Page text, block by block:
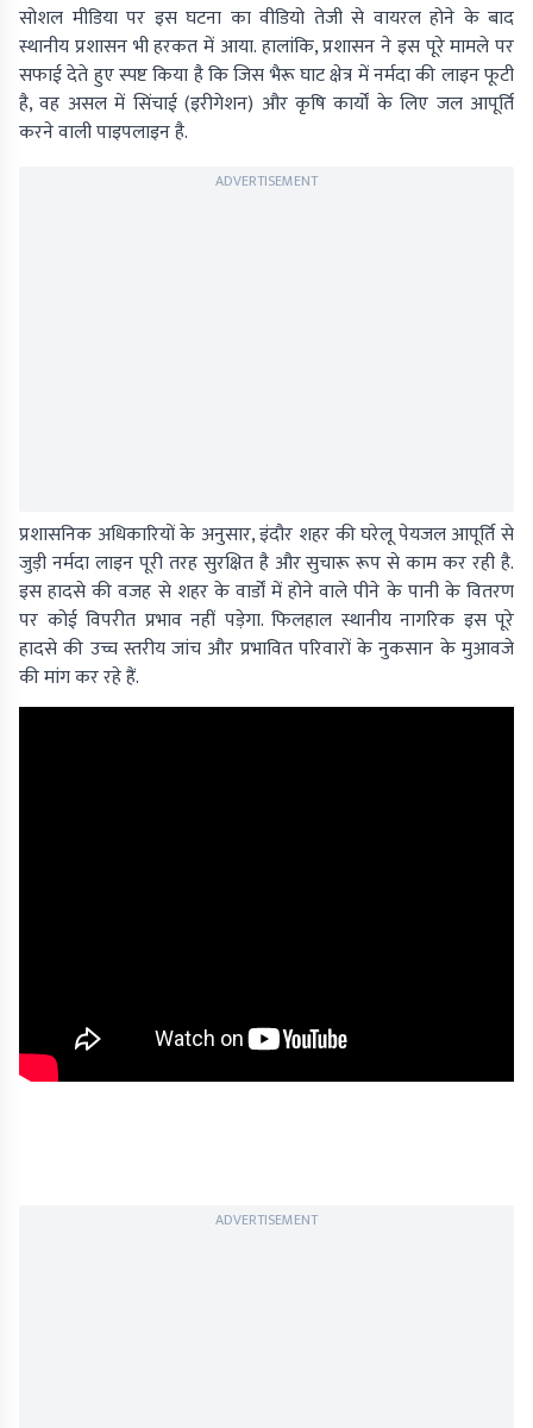
सोशल मीडिया पर इस घटना का वीडियो तेजी से वायरल होने के बाद
स्थानीय प्रशासन भी हरकत में आया. हालांकि, प्रशासन ने इस पूरे मामले पर
सफाई देते हुए स्पष्ट किया है कि जिस भैरू घाट क्षेत्र में नर्मदा की लाइन फूटी
है, वह असल में सिंचाई (इरीगेशन) और कृषि कार्यों के लिए जल आपूर्ति
करने वाली पाइपलाइन है.
ADVERTISEMENT
प्रशासनिक अधिकारियों के अनुसार, इंदौर शहर की घरेलू पेयजल आपूर्ति से
जुड़ी नर्मदा लाइन पूरी तरह सुरक्षित है और सुचारू रूप से काम कर रही है.
इस हादसे की वजह से शहर के वार्डों में होने वाले पीने के पानी के वितरण
पर कोई विपरीत प्रभाव नहीं पड़ेगा. फिलहाल स्थानीय नागरिक इस पूरे
हादसे की उच्च स्तरीय जांच और प्रभावित परिवारों के नुकसान के मुआवजे
की मांग कर रहे हैं.
ADVERTISEMENT